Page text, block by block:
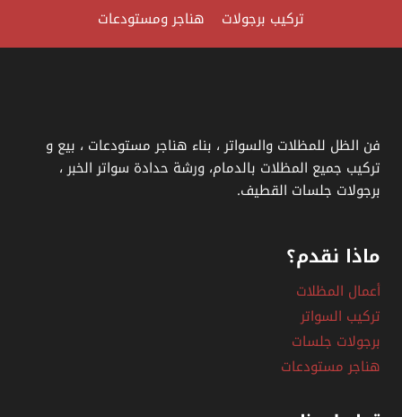
ا
ل
ا
ن
تركيب برجولات
هناجر ومستودعات
فن الظل للمظلات والسواتر ، بناء هناجر مستودعات ، بيع و
تركيب جميع المظلات بالدمام، ورشة حدادة سواتر الخبر ،
برجولات جلسات القطيف.
ماذا نقدم؟
أعمال المظلات
تركيب السواتر
برجولات جلسات
هناجر مستودعات